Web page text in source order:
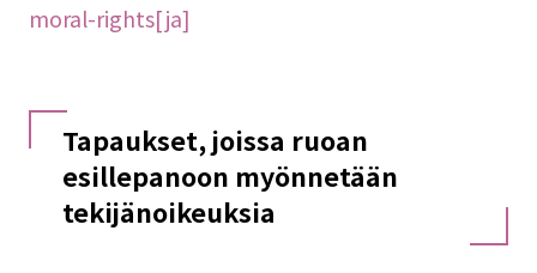
moral-rights[ja]
Tapaukset, joissa ruoan
esillepanoon myönnetään
tekijänoikeuksia